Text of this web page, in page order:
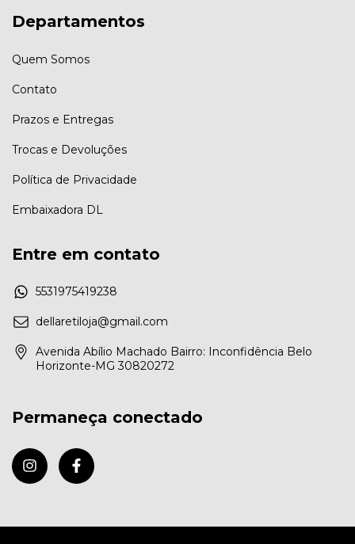
Departamentos
Quem Somos
Contato
Prazos e Entregas
Trocas e Devoluções
Política de Privacidade
Embaixadora DL
Entre em contato
5531975419238
dellaretiloja@gmail.com
Avenida Abílio Machado Bairro: Inconfidência Belo
Horizonte-MG 30820272
Permaneça conectado